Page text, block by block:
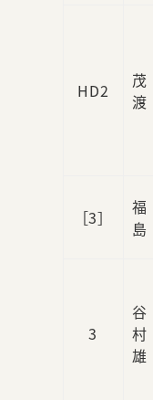
HD2
茂
渡
［3］
福
島
3
谷
村
雄